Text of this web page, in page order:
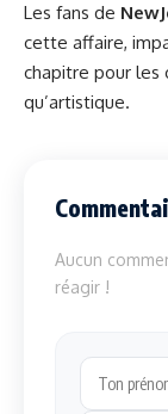
Les fans de
cette affaire,
chapitre pour les
qu’artistique.
Aucun
réagir !